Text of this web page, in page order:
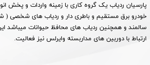
پارسیان ردیاب یک گروه کاری با زمینه واردات و
خودرو برق مستقیم و باطری دار و ردیاب های شخصی (
سالمند و همچنین ردیاب های محافظ حیوانات میباشد
ارتباط با دوربین های مداربسته وایرلس نیز فعالیت.​​​​​​​